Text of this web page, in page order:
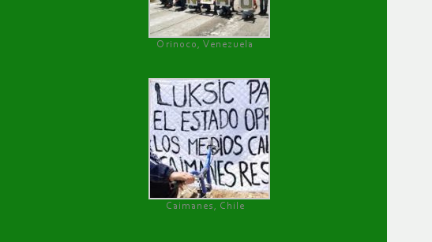
Orinoco, Venezuela
Caimanes, Chile